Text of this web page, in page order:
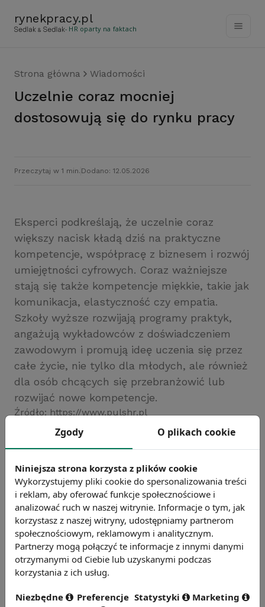
rynekpracy.pl
- HR oparty na faktach
Strona główna Wiadomości
Uczelnie coraz mocniej
dostosowują się do rynku pracy
Przeczytaj w 1 min. Dodano: 12.05.2026
Eksperci podkreślają, że uczelnie coraz
większy nacisk kładą dziś na praktyczne
kompetencje, współpracę z biznesem i rozwój
umiejętności cyfrowych. Coraz ważniejsze
stają się także kompetencje miękkie, takie jak
komunikacja, elastyczność czy empatia.
Szkoły wyższe rozwijają programy praktyk,
angażują wykładowców z doświadczeniem
zawodowym i promują ideę uczenia się przez
całe życie, nie tylko dla młodych, ale również
dla osób chcących się przebranżowić lub
rozwijać nowe kompetencje.
Źródło: https://www.pulshr.pl
Chcesz wiedzieć więcej?
Zobacz więcej wiadomości
Zgody O plikach cookie
Niniejsza strona korzysta z plików cookie
Wykorzystujemy pliki cookie do spersonalizowania treści
i reklam, aby oferować funkcje społecznościowe i
analizować ruch w naszej witrynie. Informacje o tym, jak
korzystasz z naszej witryny, udostępniamy partnerom
społecznościowym, reklamowym i analitycznym.
Partnerzy mogą połączyć te informacje z innymi danymi
otrzymanymi od Ciebie lub uzyskanymi podczas
korzystania z ich usług.
Niezbędne Preferencje Statystyki Marketing